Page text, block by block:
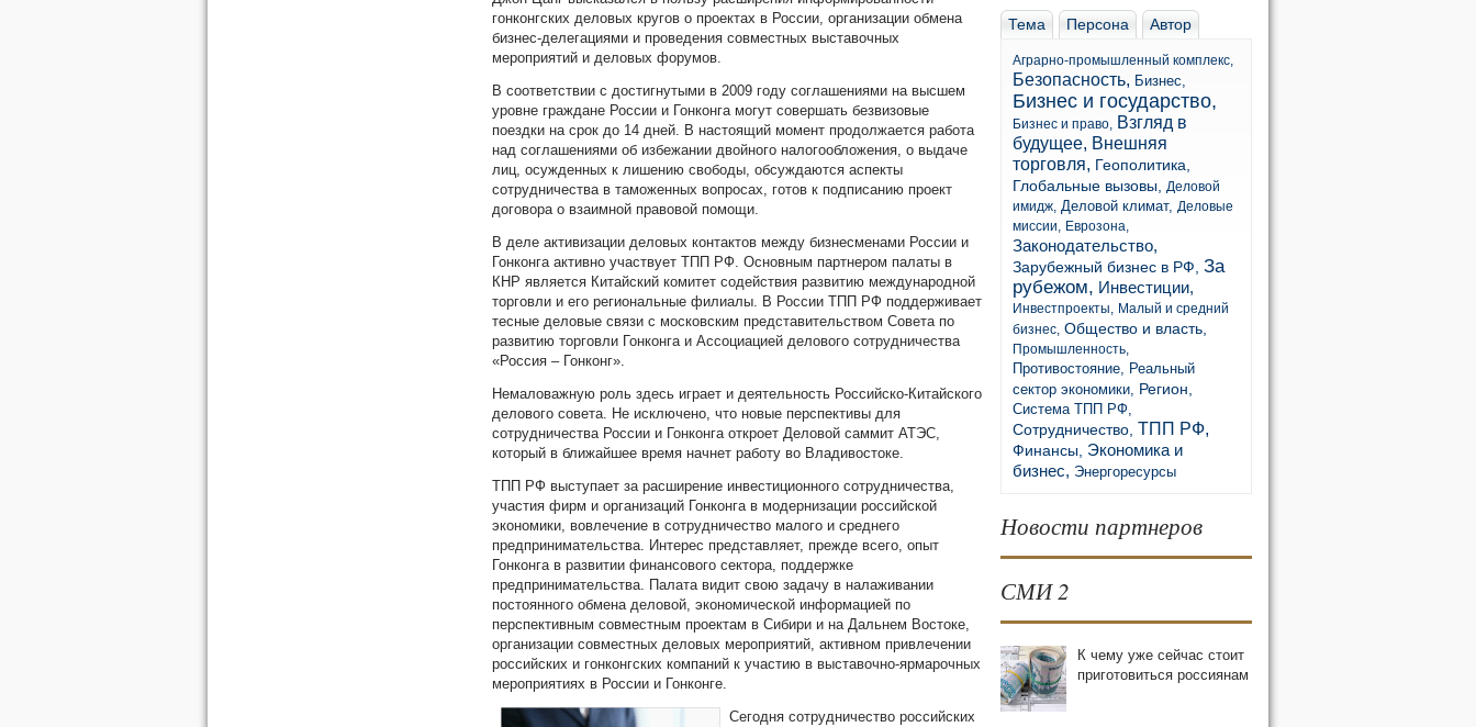
гонконгских деловых кругов о проектах в России, организации обмена
бизнес-делегациями и проведения совместных выставочных
мероприятий и деловых форумов.
В соответствии с достигнутыми в 2009 году соглашениями на высшем
уровне граждане России и Гонконга могут совершать безвизовые
поездки на срок до 14 дней. В настоящий момент продолжается работа
над соглашениями об избежании двойного налогообложения, о выдаче
лиц, осужденных к лишению свободы, обсуждаются аспекты
сотрудничества в таможенных вопросах, готов к подписанию проект
договора о взаимной правовой помощи.
В деле активизации деловых контактов между бизнесменами России и
Гонконга активно участвует ТПП РФ. Основным партнером палаты в
КНР является Китайский комитет содействия развитию международной
торговли и его региональные филиалы. В России ТПП РФ поддерживает
тесные деловые связи с московским представительством Совета по
развитию торговли Гонконга и Ассоциацией делового сотрудничества
«Россия – Гонконг».
Немаловажную роль здесь играет и деятельность Российско-Китайского
делового совета. Не исключено, что новые перспективы для
сотрудничества России и Гонконга откроет Деловой саммит АТЭС,
который в ближайшее время начнет работу во Владивостоке.
ТПП РФ выступает за расширение инвестиционного сотрудничества,
участия фирм и организаций Гонконга в модернизации российской
экономики, вовлечение в сотрудничество малого и среднего
предпринимательства. Интерес представляет, прежде всего, опыт
Гонконга в развитии финансового сектора, поддержке
предпринимательства. Палата видит свою задачу в налаживании
постоянного обмена деловой, экономической информацией по
перспективным совместным проектам в Сибири и на Дальнем Востоке,
организации совместных деловых мероприятий, активном привлечении
российских и гонконгских компаний к участию в выставочно-ярмарочных
мероприятиях в России и Гонконге.
Сегодня сотрудничество российских
Тема Персона Автор
Аграрно-промышленный комплекс,
Безопасность, Бизнес,
Бизнес и государство,
Бизнес и право, Взгляд в
будущее, Внешняя
торговля, Геополитика,
Глобальные вызовы, Деловой
имидж, Деловой климат, Деловые
миссии, Еврозона,
Законодательство,
Зарубежный бизнес в РФ, За
рубежом, Инвестиции,
Инвестпроекты, Малый и средний
бизнес, Общество и власть,
Промышленность,
Противостояние, Реальный
сектор экономики, Регион,
Система ТПП РФ,
Сотрудничество, ТПП РФ,
Финансы, Экономика и
бизнес, Энергоресурсы
Новости партнеров
СМИ 2
К чему уже сейчас стоит
приготовиться россиянам